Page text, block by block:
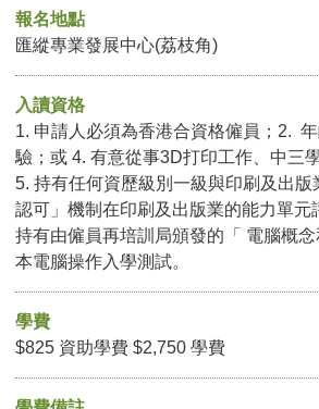
報名地點
匯縱專業發展中心(荔枝角)
入讀資格
1. 申請人必須為香港合資格僱員；2.
驗；或 4. 有意從事3D打印工作、中三
5. 持有任何資歷級別一級與印刷及出
認可」機制在印刷及出版業的能力單
持有由僱員再培訓局頒發的「 電腦概
本電腦操作入學測試。
學費
$825 資助學費 $2,750 學費